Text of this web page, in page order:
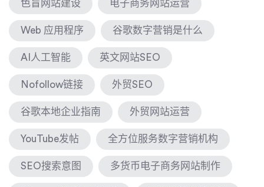
色盲网站建设 电子商务网站运营
Web 应用程序 谷歌数字营销是什么
AI人工智能 英文网站SEO
Nofollow链接 外贸SEO
谷歌本地企业指南 外贸网站运营
YouTube发帖 全方位服务数字营销机构
SEO搜索意图 多货币电子商务网站制作